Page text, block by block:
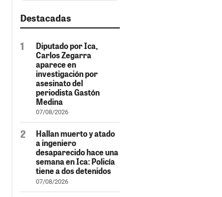
Destacadas
Diputado por Ica,
Carlos Zegarra
aparece en
investigación por
asesinato del
periodista Gastón
Medina
07/08/2026
Hallan muerto y atado
a ingeniero
desaparecido hace una
semana en Ica: Policía
tiene a dos detenidos
07/08/2026